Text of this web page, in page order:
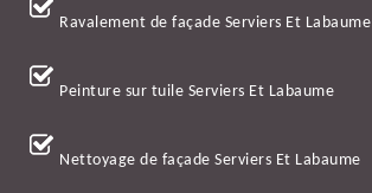
Ravalement de façade Serviers Et Labaume
Peinture sur tuile Serviers Et Labaume
Nettoyage de façade Serviers Et Labaume